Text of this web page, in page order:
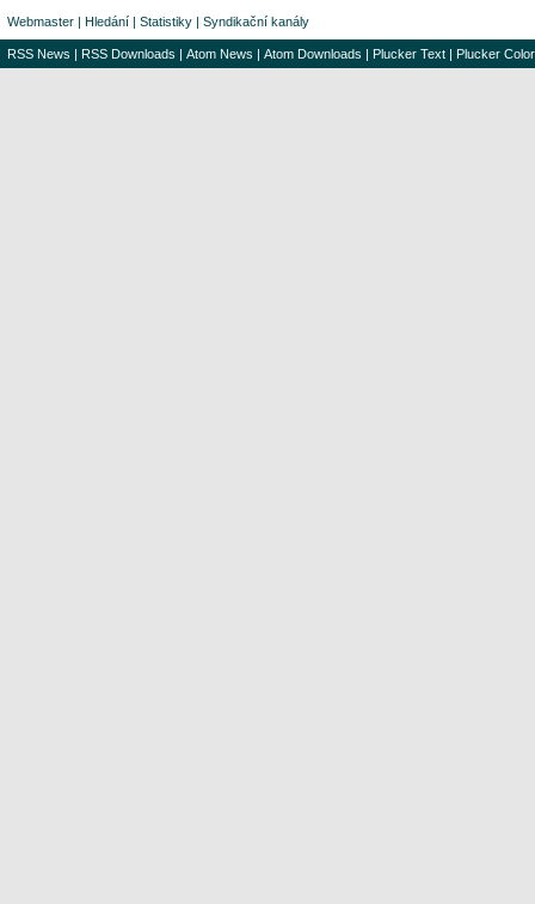
Webmaster | Hledání | Statistiky | Syndikační kanály
RSS News | RSS Downloads | Atom News | Atom Downloads | Plucker Text | Plucker Color